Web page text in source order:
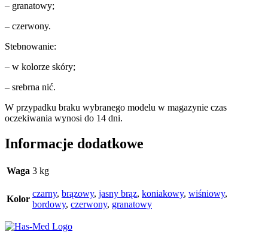
– granatowy;
– czerwony.
Stebnowanie:
– w kolorze skóry;
– srebrna nić.
W przypadku braku wybranego modelu w magazynie czas
oczekiwania wynosi do 14 dni.
Informacje dodatkowe
Waga 3 kg
Kolor
czarny, brązowy, jasny brąz, koniakowy, wiśniowy,
bordowy, czerwony, granatowy